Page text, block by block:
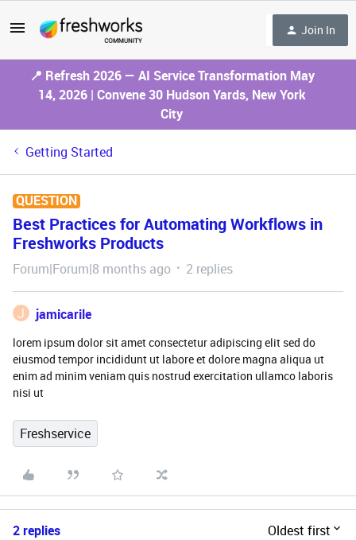
Join In
📍 Refresh 2026 — AI Service Transformation May
14, 2026 | Convene 30 Hudson Yards, New York
City
Getting Started
QUESTION
Best Practices for Automating Workflows in
Freshworks Products
Forum|Forum|8 months ago 2 replies
J jamicarile
lorem ipsum dolor sit amet consectetur adipiscing elit sed do
eiusmod tempor incididunt ut labore et dolore magna aliqua ut
enim ad minim veniam quis nostrud exercitation ullamco laboris
nisi ut
Freshservice
2 replies Oldest first